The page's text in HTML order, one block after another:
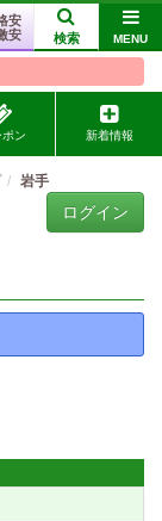
安
安
検索 MENU
ポン 新着情報
岩手
ログイン